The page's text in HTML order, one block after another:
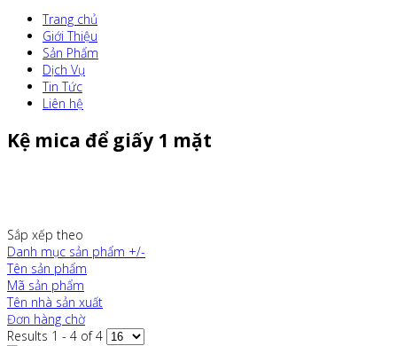
Trang chủ
Giới Thiệu
Sản Phẩm
Dịch Vụ
Tin Tức
Liên hệ
Kệ mica để giấy 1 mặt
Sắp xếp theo
Danh mục sản phẩm +/-
Tên sản phẩm
Mã sản phẩm
Tên nhà sản xuất
Đơn hàng chờ
Results 1 - 4 of 4